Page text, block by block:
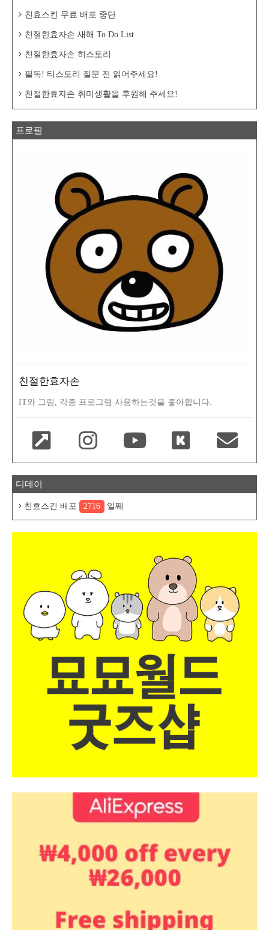
친효스킨 무료 배포 중단
친절한효자손 새해 To Do List
친절한효자손 히스토리
필독! 티스토리 질문 전 읽어주세요!
친절한효자손 취미생활을 후원해 주세요!
프로필
친절한효자손
IT와 그림, 각종 프로그램 사용하는것을 좋아합니다.
디데이
친효스킨 배포 2716 일째